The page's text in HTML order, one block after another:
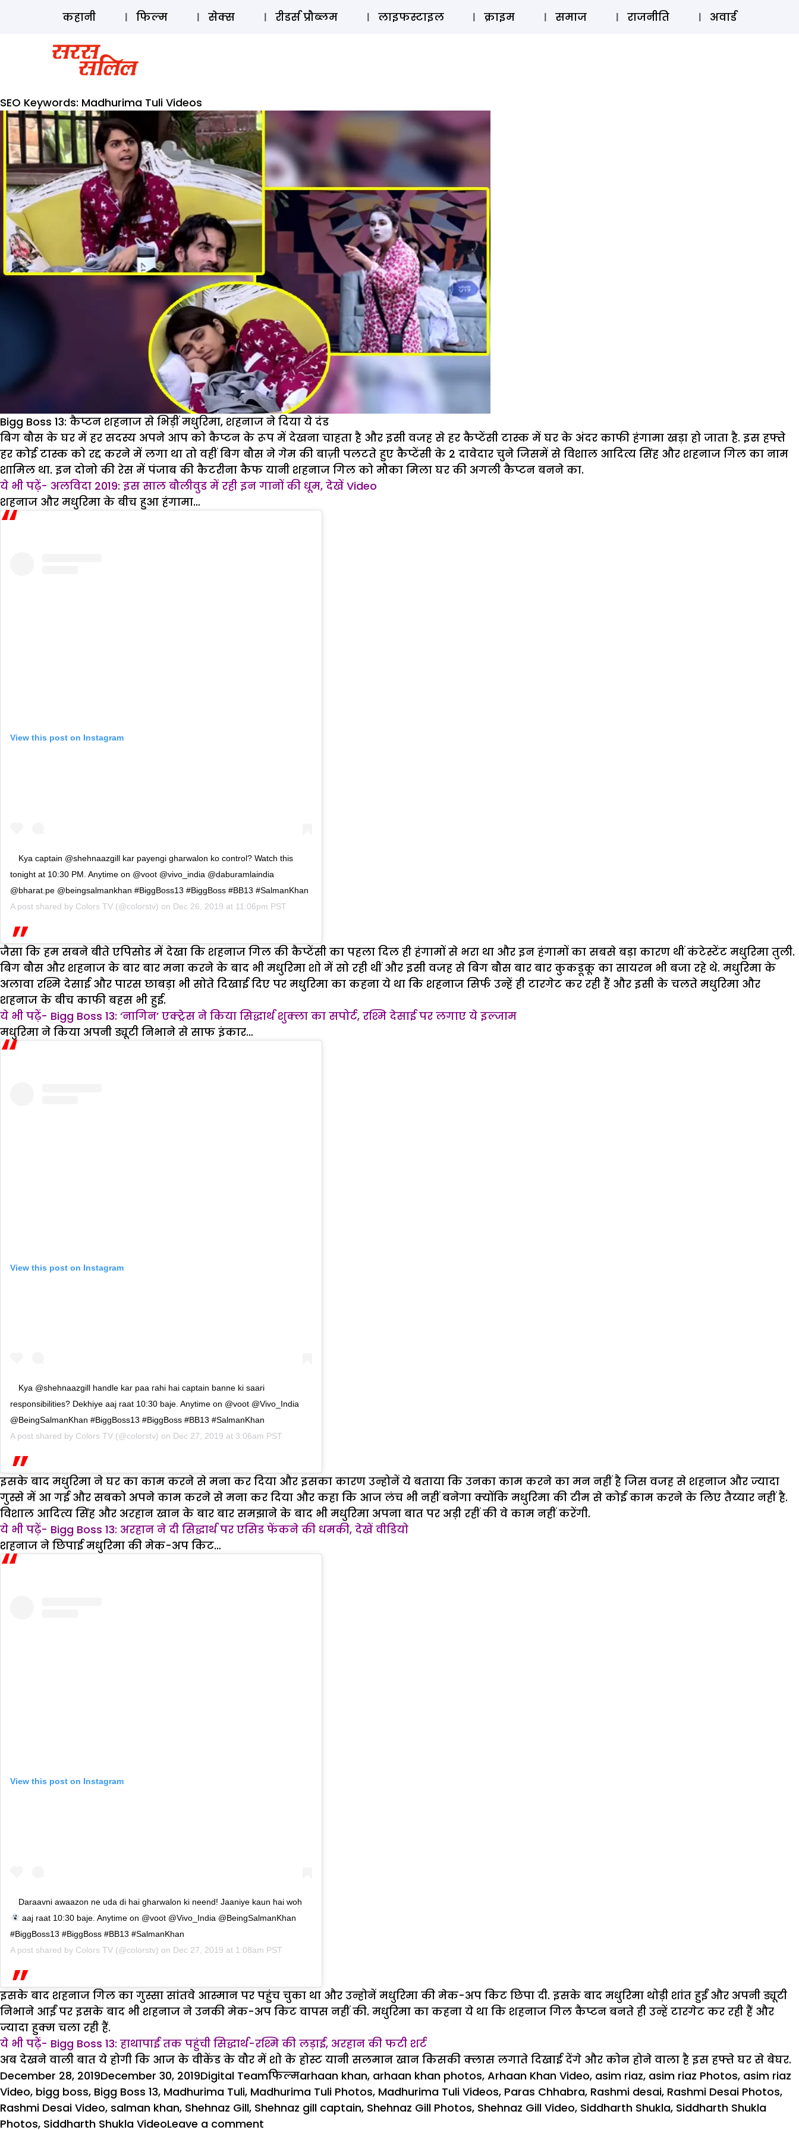
ऑडियो स्टोरी लॉग इन ⚲ SUBSCRIBE
कहानी फिल्म सेक्स रीडर्स प्रौब्लम लाइफस्टाइल क्राइम समाज राजनीति अवार्ड
SEO Keywords: Madhurima Tuli Videos
Bigg Boss 13: कैप्टन शहनाज से भिड़ीं मधुरिमा, शहनाज ने दिया ये दंड
बिग बौस के घर में हर सदस्य अपने आप को कैप्टन के रूप में देखना चाहता है और इसी वजह से हर कैप्टेंसी टास्क में घर के अंदर काफी हंगामा खड़ा हो जाता है. इस हफ्ते
हर कोई टास्क को रद्द करने में लगा था तो वहीं बिग बौस ने गेम की बाज़ी पलटते हुए कैप्टेंसी के 2 दावेदार चुने जिसमें से विशाल आदित्य सिंह और शहनाज गिल का नाम
शामिल था. इन दोनो की रेस में पंजाब की कैटरीना कैफ यानी शहनाज गिल को मौका मिला घर की अगली कैप्टन बनने का.
ये भी पढ़ें- अलविदा 2019: इस साल बौलीवुड में रही इन गानों की धूम, देखें Video
शहनाज और मधुरिमा के बीच हुआ हंगामा…
View this post on Instagram
Kya captain @shehnaazgill kar payengi gharwalon ko control? Watch this
tonight at 10:30 PM. Anytime on @voot @vivo_india @daburamlaindia
@bharat.pe @beingsalmankhan #BiggBoss13 #BiggBoss #BB13 #SalmanKhan
A post shared by Colors TV (@colorstv) on Dec 26, 2019 at 11:06pm PST
जैसा कि हम सबने बीते एपिसोड में देखा कि शहनाज गिल की कैप्टेंसी का पहला दिल ही हंगामों से भरा था और इन हंगामों का सबसे बड़ा कारण थीं कंटेस्टेंट मधुरिमा तुली.
बिग बौस और शहनाज के बार बार मना करने के बाद भी मधुरिमा शो में सो रही थीं और इसी वजह से बिग बौस बार बार कुकडूकू का सायरन भी बजा रहे थे. मधुरिमा के
अलावा रश्मि देसाई और पारस छाबड़ा भी सोते दिखाई दिए पर मधुरिमा का कहना ये था कि शहनाज सिर्फ उन्हें ही टारगेट कर रही हैं और इसी के चलते मधुरिमा और
शहनाज के बीच काफी बहस भी हुई.
ये भी पढ़ें- Bigg Boss 13: ‘नागिन’ एक्ट्रेस ने किया सिद्धार्थ शुक्ला का सपोर्ट, रश्मि देसाई पर लगाए ये इल्जाम
मधुरिमा ने किया अपनी ड्यूटी निभाने से साफ इंकार…
View this post on Instagram
Kya @shehnaazgill handle kar paa rahi hai captain banne ki saari
responsibilities? Dekhiye aaj raat 10:30 baje. Anytime on @voot @Vivo_India
@BeingSalmanKhan #BiggBoss13 #BiggBoss #BB13 #SalmanKhan
A post shared by Colors TV (@colorstv) on Dec 27, 2019 at 3:06am PST
इसके बाद मधुरिमा ने घर का काम करने से मना कर दिया और इसका कारण उन्होनें ये बताया कि उनका काम करने का मन नहीं है जिस वजह से शहनाज और ज्यादा
गुस्से में आ गई और सबको अपने काम करने से मना कर दिया और कहा कि आज लंच भी नहीं बनेगा क्योंकि मधुरिमा की टीम से कोई काम करने के लिए तैय्यार नहीं है.
विशाल आदित्य सिंह और अरहान खान के बार बार समझाने के बाद भी मधुरिमा अपना बात पर अड़ी रहीं की वे काम नहीं करेंगी.
ये भी पढ़ें- Bigg Boss 13: अरहान ने दी सिद्धार्थ पर एसिड फेंकने की धमकी, देखें वीडियो
शहनाज ने छिपाई मधुरिमा की मेक-अप किट…
View this post on Instagram
Daraavni awaazon ne uda di hai gharwalon ki neend! Jaaniye kaun hai woh
aaj raat 10:30 baje. Anytime on @voot @Vivo_India @BeingSalmanKhan
#BiggBoss13 #BiggBoss #BB13 #SalmanKhan
A post shared by Colors TV (@colorstv) on Dec 27, 2019 at 1:08am PST
इसके बाद शहनाज गिल का गुस्सा सांतवे आस्मान पर पहुंच चुका था और उन्होनें मधुरिमा की मेक-अप किट छिपा दी. इसके बाद मधुरिमा थोड़ी शांत हुईं और अपनी ड्यूटी
निभाने आईं पर इसके बाद भी शहनाज ने उनकी मेक-अप किट वापस नहीं की. मधुरिमा का कहना ये था कि शहनाज गिल कैप्टन बनते ही उन्हें टारगेट कर रही हैं और
ज्यादा हुक्म चला रही हैं.
ये भी पढ़ें- Bigg Boss 13: हाथापाई तक पहुंची सिद्धार्थ-रश्मि की लड़ाई, अरहान की फटी शर्ट
अब देखने वाली बात ये होगी कि आज के वीकेंड के वौर में शो के होस्ट यानी सलमान खान किसकी क्लास लगाते दिखाई देंगे और कोन होने वाला है इस हफ्ते घर से बेघर.
Posted
on
December 28, 2019December 30, 2019Author
Digital TeamCategories
फिल्मTags
arhaan khan, arhaan khan photos, Arhaan Khan Video, asim riaz, asim riaz Photos, asim riaz
Video, bigg boss, Bigg Boss 13, Madhurima Tuli, Madhurima Tuli Photos, Madhurima Tuli Videos, Paras Chhabra, Rashmi desai, Rashmi Desai Photos,
Rashmi Desai Video, salman khan, Shehnaz Gill, Shehnaz gill captain, Shehnaz Gill Photos, Shehnaz Gill Video, Siddharth Shukla, Siddharth Shukla
Photos, Siddharth Shukla VideoLeave a comment